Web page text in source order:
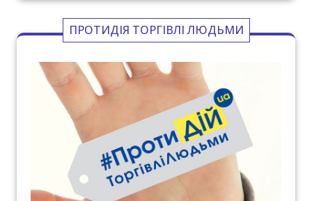
ПРОТИДІЯ ТОРГІВЛІ ЛЮДЬМИ